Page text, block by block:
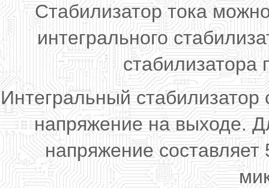
Стабилизатор тока
интегрального
стабилизатора
Интегральный
напряжение на выходе.
напряжение